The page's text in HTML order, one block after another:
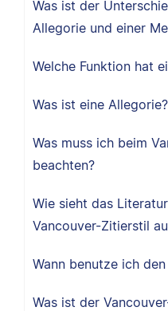
Was ist der
Allegorie und einer
Welche Funktion hat
Was ist eine Allegorie?
Was muss ich beim
beachten?
Wie sieht das
Vancouver-Zitierstil
Wann benutze ich
Was ist der